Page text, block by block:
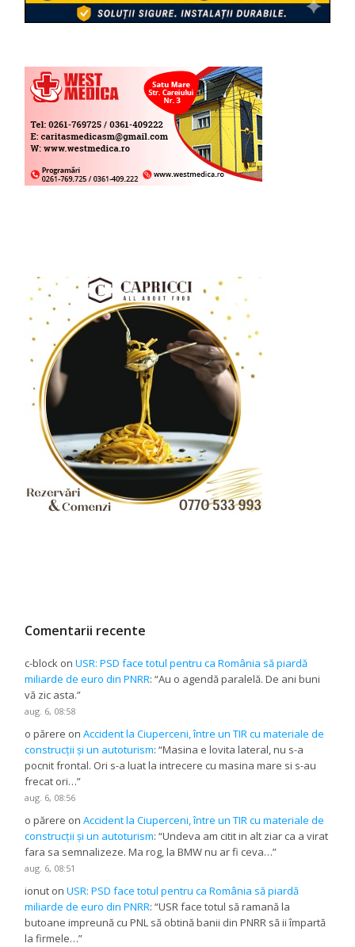
Comentarii recente
c-block onUSR: PSD face totul pentru ca România să piardă
miliarde de euro din PNRR: “Au o agendă paralelă. De ani buni
vă zic asta.”
aug. 6, 08:58
o părere onAccident la Ciuperceni, între un TIR cu materiale de
construcții și un autoturism: “Masina e lovita lateral, nu s-a
pocnit frontal. Ori s-a luat la intrecere cu masina mare si s-au
frecat ori…”
aug. 6, 08:56
o părere onAccident la Ciuperceni, între un TIR cu materiale de
construcții și un autoturism: “Undeva am citit in alt ziar ca a virat
fara sa semnalizeze. Ma rog, la BMW nu ar fi ceva…”
aug. 6, 08:51
ionut onUSR: PSD face totul pentru ca România să piardă
miliarde de euro din PNRR: “USR face totul să ramană la
butoane impreună cu PNL să obtină banii din PNRR să ii împartă
la firmele…”